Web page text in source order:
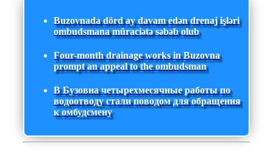
Buzovnada dörd ay davam edən drenaj işləri
ombudsmana müraciətə səbəb olub
Four-month drainage works in Buzovna
prompt an appeal to the ombudsman
В Бузовна четырехмесячные работы по
водоотводу стали поводом для обращения
к омбудсмену